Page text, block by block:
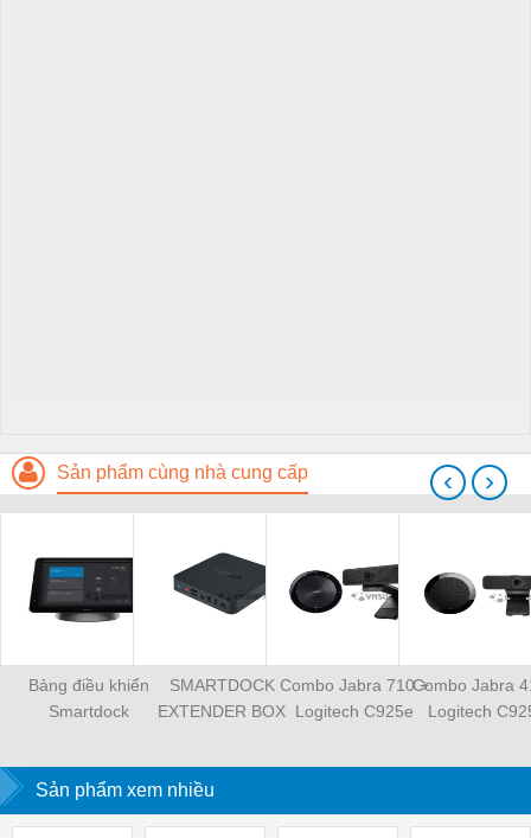
Sản phẩm cùng nhà cung cấp
Bảng điều khiển
Smartdock
SMARTDOCK
EXTENDER BOX
Combo Jabra 710 +
Logitech C925e
Combo Jabra
Logitech
‹ ›
Sản phẩm xem nhiều